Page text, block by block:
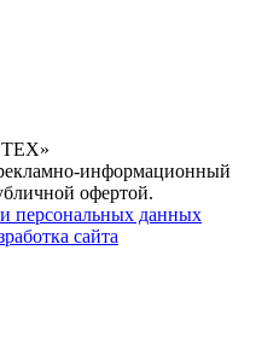
информационный
офертой.
персональных данных
сайта